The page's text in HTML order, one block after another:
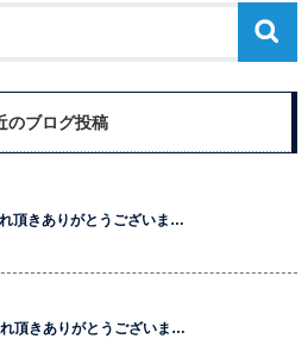
のブログ投稿
頂きありがとうございま…
頂きありがとうございま…